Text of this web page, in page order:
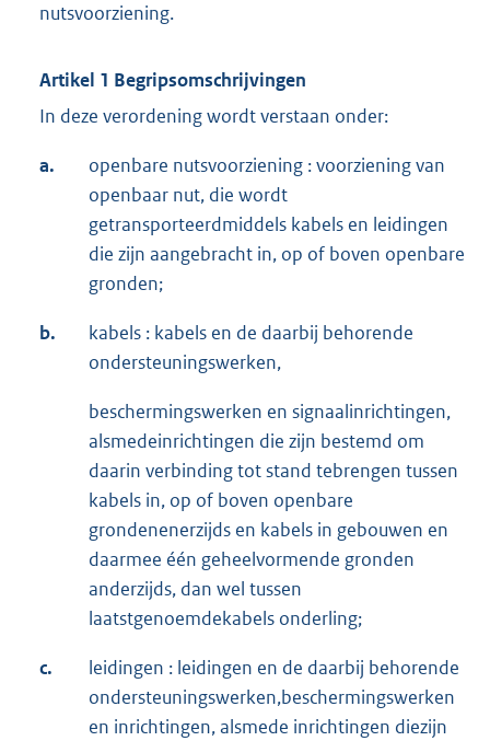
nutsvoorziening.
Artikel 1 Begripsomschrijvingen
In deze verordening wordt verstaan onder:
a.
openbare nutsvoorziening : voorziening van
openbaar nut, die wordt
getransporteerdmiddels kabels en leidingen
die zijn aangebracht in, op of boven openbare
gronden;
b.
kabels : kabels en de daarbij behorende
ondersteuningswerken,
beschermingswerken en signaalinrichtingen,
alsmedeinrichtingen die zijn bestemd om
daarin verbinding tot stand tebrengen tussen
kabels in, op of boven openbare
grondenenerzijds en kabels in gebouwen en
daarmee één geheelvormende gronden
anderzijds, dan wel tussen
laatstgenoemdekabels onderling;
c.
leidingen : leidingen en de daarbij behorende
ondersteuningswerken,beschermingswerken
en inrichtingen, alsmede inrichtingen diezijn